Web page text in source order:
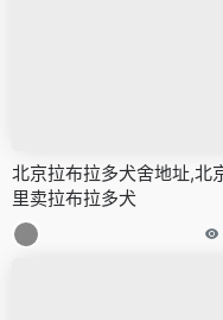
北京拉布拉多犬舍地址,北
里卖拉布拉多犬